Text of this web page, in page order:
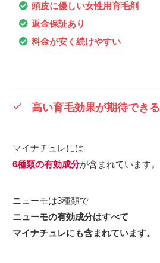
頭皮に優しい女性用育毛剤
返金保証あり
料金が安く続けやすい
高い育毛効果が期待できる
マイナチュレには
6種類の有効成分が含まれています。
ニューモは3種類で
ニューモの有効成分はすべて
マイナチュレにも含まれています。